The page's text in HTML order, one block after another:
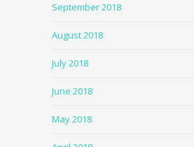
September 2018
August 2018
July 2018
June 2018
May 2018